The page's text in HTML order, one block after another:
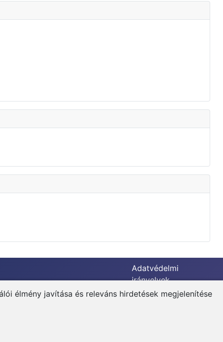
élmény javítása és releváns hirdetések megjelenítése
Adatvédelmi
irányelvek
Felhasználási